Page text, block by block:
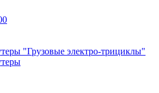
"Грузовые электро‑трициклы"